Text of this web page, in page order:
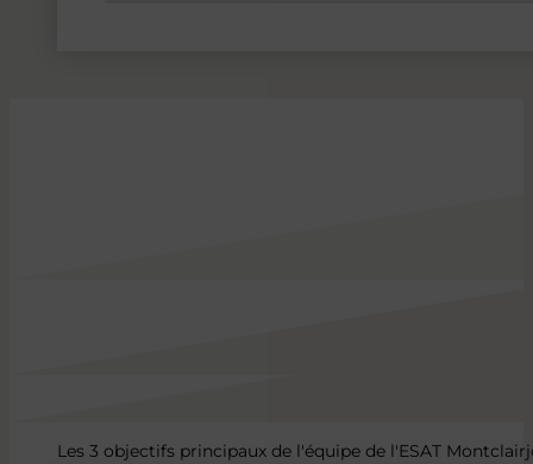
Les 3 objectifs principaux de l'équipe de l'ESAT